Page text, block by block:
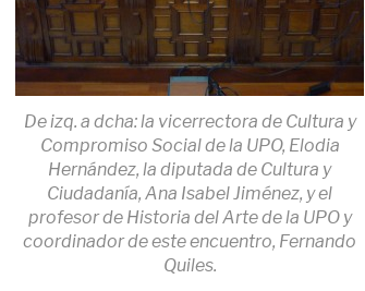
De izq. a dcha: la vicerrectora de Cultura y
Compromiso Social de la UPO, Elodia
Hernández, la diputada de Cultura y
Ciudadanía, Ana Isabel Jiménez, y el
profesor de Historia del Arte de la UPO y
coordinador de este encuentro, Fernando
Quiles.